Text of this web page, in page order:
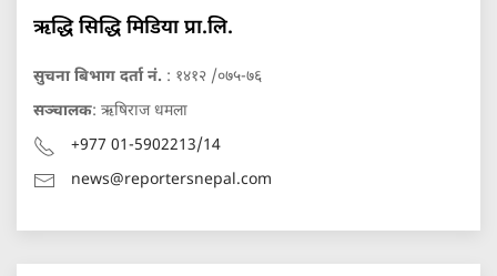
ऋद्धि सिद्धि मिडिया प्रा.लि.
सुचना बिभाग दर्ता नं. : १४१२ /०७५-७६
सञ्चालक: ऋषिराज धमला
+977 01-5902213/14
news@reportersnepal.com